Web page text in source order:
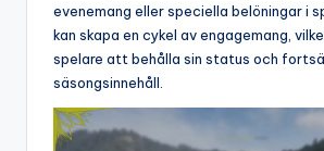
evenemang eller speciella belöningar i
kan skapa en cykel av engagemang,
spelare att behålla sin status och
säsongsinnehåll.